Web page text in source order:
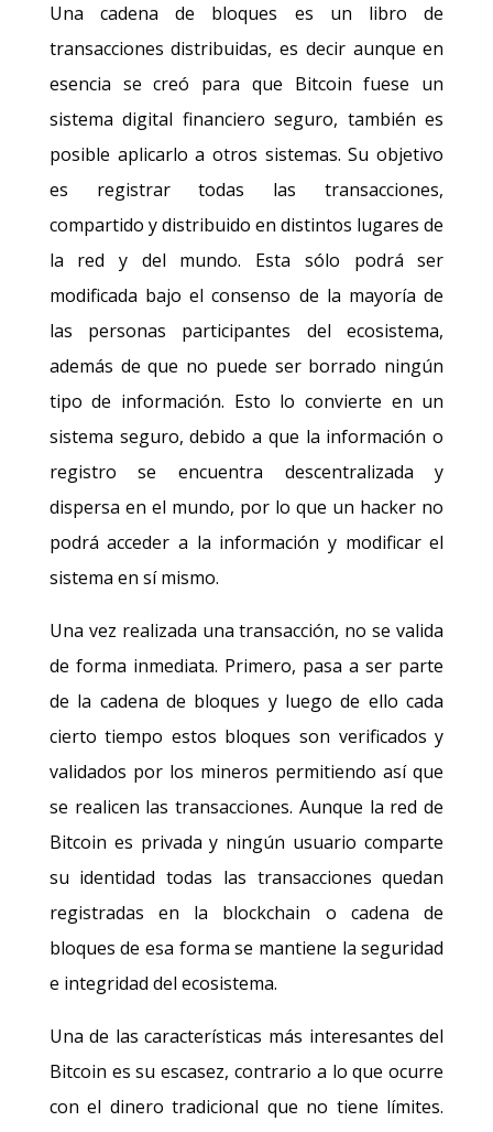
Una cadena de bloques es un libro de
transacciones distribuidas, es decir aunque en
esencia se creó para que Bitcoin fuese un
sistema digital financiero seguro, también es
posible aplicarlo a otros sistemas. Su objetivo
es registrar todas las transacciones,
compartido y distribuido en distintos lugares de
la red y del mundo. Esta sólo podrá ser
modificada bajo el consenso de la mayoría de
las personas participantes del ecosistema,
además de que no puede ser borrado ningún
tipo de información. Esto lo convierte en un
sistema seguro, debido a que la información o
registro se encuentra descentralizada y
dispersa en el mundo, por lo que un hacker no
podrá acceder a la información y modificar el
sistema en sí mismo.
Una vez realizada una transacción, no se valida
de forma inmediata. Primero, pasa a ser parte
de la cadena de bloques y luego de ello cada
cierto tiempo estos bloques son verificados y
validados por los mineros permitiendo así que
se realicen las transacciones. Aunque la red de
Bitcoin es privada y ningún usuario comparte
su identidad todas las transacciones quedan
registradas en la blockchain o cadena de
bloques de esa forma se mantiene la seguridad
e integridad del ecosistema.
Una de las características más interesantes del
Bitcoin es su escasez, contrario a lo que ocurre
con el dinero tradicional que no tiene límites.